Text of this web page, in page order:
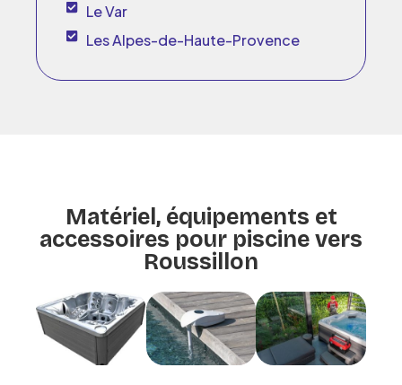
Le Var
Les Alpes-de-Haute-Provence
Matériel, équipements et
accessoires pour piscine vers
Roussillon